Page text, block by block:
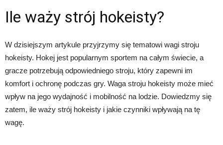
Ile waży strój hokeisty?
W dzisiejszym artykule przyjrzymy się tematowi wagi stroju
hokeisty. Hokej jest popularnym sportem na całym świecie, a
gracze potrzebują odpowiedniego stroju, który zapewni im
komfort i ochronę podczas gry. Waga stroju hokeisty może mieć
wpływ na jego wydajność i mobilność na lodzie. Dowiedzmy się
zatem, ile waży strój hokeisty i jakie czynniki wpływają na tę
wagę.